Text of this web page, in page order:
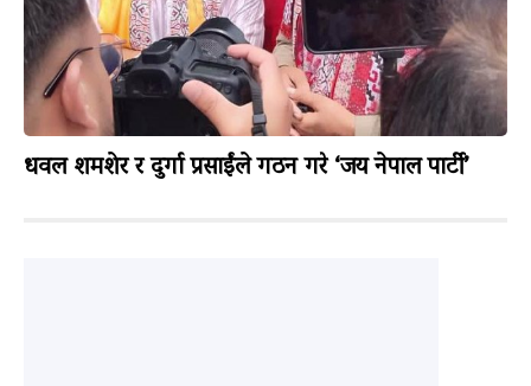
धवल शमशेर र दुर्गा प्रसाईंले गठन गरे ‘जय नेपाल पार्टी’